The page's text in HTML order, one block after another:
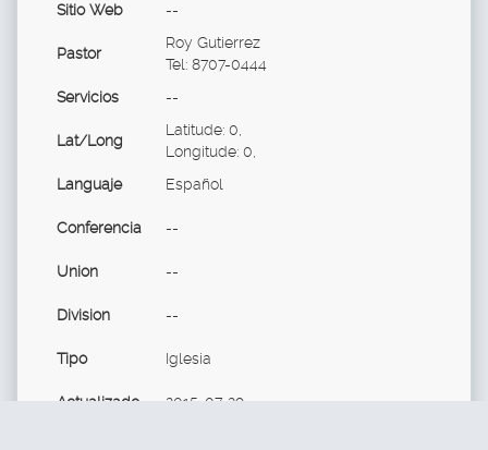
Sitio Web --
Pastor
Roy Gutierrez
Tel: 8707-0444
Servicios
--
Lat/Long
Latitude: 0,
Longitude: 0,
Languaje
Español
Conferencia --
Union --
Division --
Tipo Iglesia
Actualizado 2015-07-29